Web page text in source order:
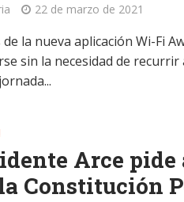
22 de marzo de 2021
de la nueva aplicación Wi-Fi
sin la necesidad de
Arce
Constitución